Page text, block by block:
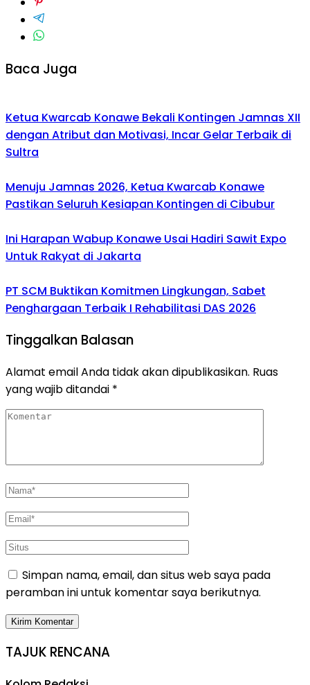
Baca Juga
Ketua Kwarcab Konawe Bekali Kontingen Jamnas XII
dengan Atribut dan Motivasi, Incar Gelar Terbaik di
Sultra
Menuju Jamnas 2026, Ketua Kwarcab Konawe
Pastikan Seluruh Kesiapan Kontingen di Cibubur
Ini Harapan Wabup Konawe Usai Hadiri Sawit Expo
Untuk Rakyat di Jakarta
PT SCM Buktikan Komitmen Lingkungan, Sabet
Penghargaan Terbaik I Rehabilitasi DAS 2026
Tinggalkan Balasan
Alamat email Anda tidak akan dipublikasikan. Ruas
yang wajib ditandai *
Simpan nama, email, dan situs web saya pada
peramban ini untuk komentar saya berikutnya.
TAJUK RENCANA